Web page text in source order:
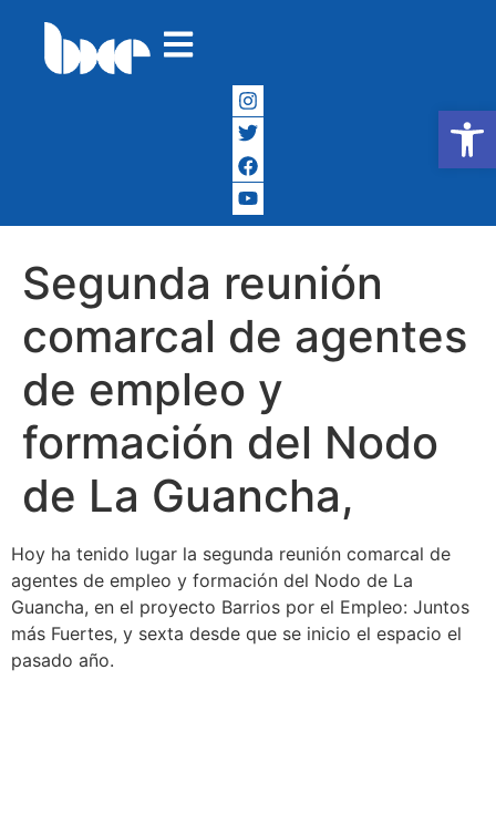
Abrir
Segunda reunión
comarcal de agentes
de empleo y
formación del Nodo
de La Guancha,
Hoy ha tenido lugar la segunda reunión comarcal de
agentes de empleo y formación del Nodo de La
Guancha, en el proyecto Barrios por el Empleo: Juntos
más Fuertes, y sexta desde que se inicio el espacio el
pasado año.